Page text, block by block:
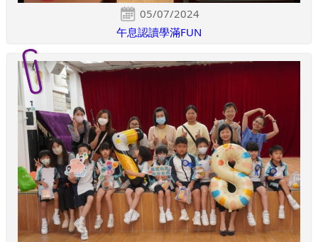
05/07/2024
午息認讀學滿FUN